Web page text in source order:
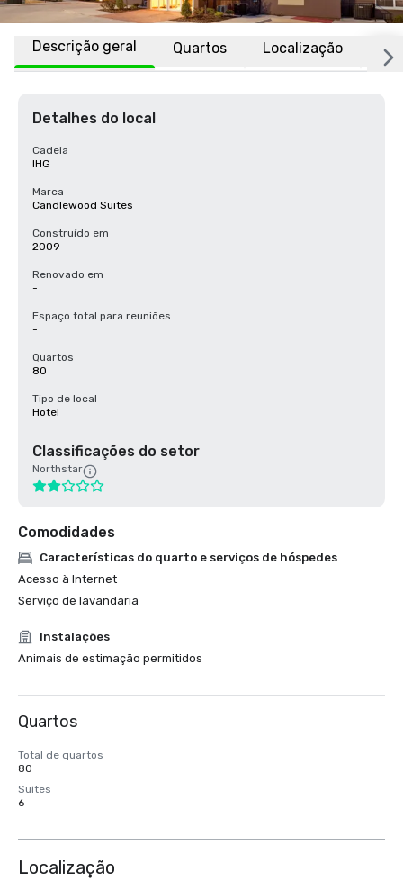
Descrição geral Quartos Localização
Detalhes do local
Cadeia
IHG
Marca
Candlewood Suites
Construído em
2009
Renovado em
-
Espaço total para reuniões
-
Quartos
80
Tipo de local
Hotel
Classificações do setor
Northstar
Comodidades
Características do quarto e serviços de hóspedes
Acesso à Internet
Serviço de lavandaria
Instalações
Animais de estimação permitidos
Quartos
Total de quartos
80
Suítes
6
Localização